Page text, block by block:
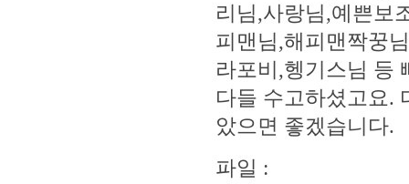
리님,사랑님,예쁜보
피맨님,해피맨짝꿍
라포비,헹기스님 등
다들 수고하셨고요.
았으면 좋겠습니다.
파일 :